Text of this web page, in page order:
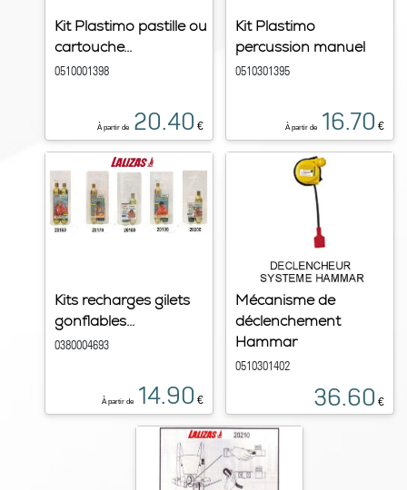
Kit Plastimo pastille ou
cartouche...
0510001398
À partir de 20.40 €
Kit Plastimo
percussion manuel
0510301395
À partir de 16.70 €
Kits recharges gilets
gonflables...
0380004693
À partir de 14.90 €
Mécanisme de
déclenchement
Hammar
0510301402
36.60 €